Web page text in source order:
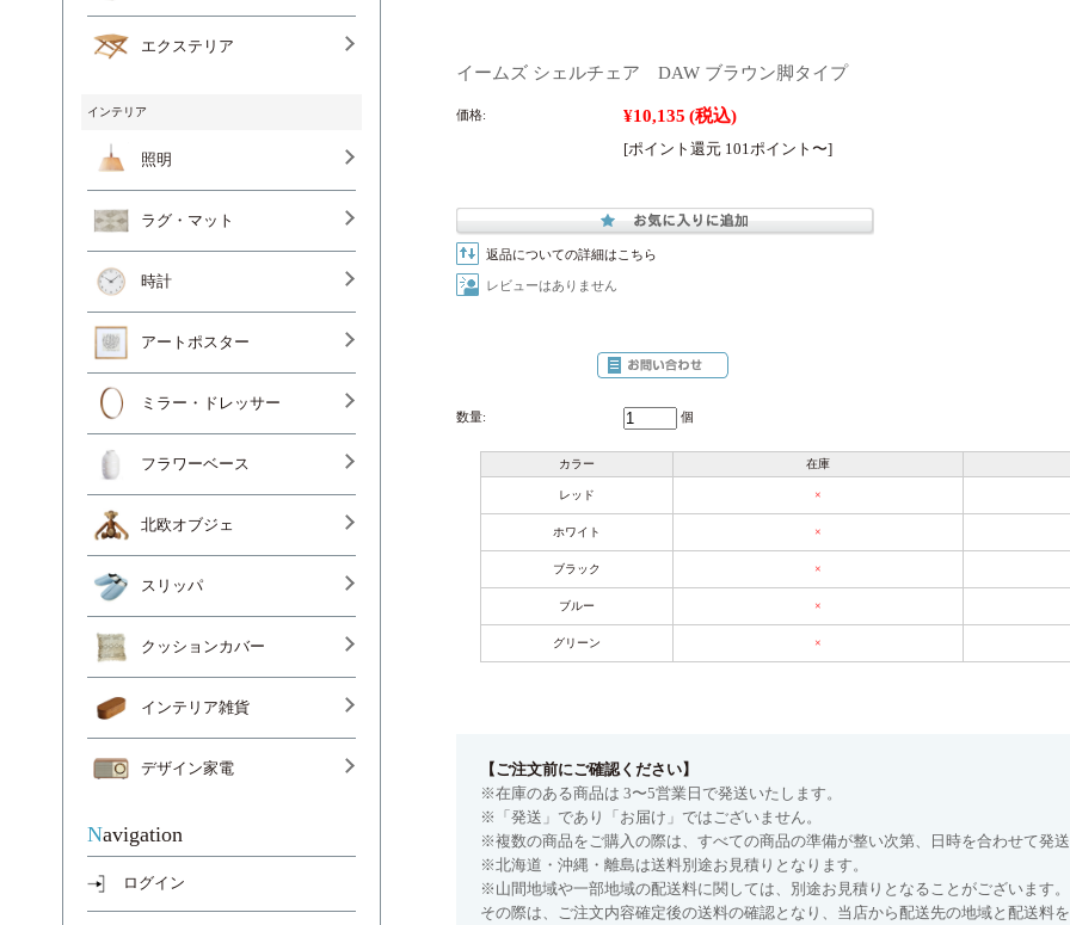
イームズ シェルチェア DAW ブラウン脚タイプ
価格: ¥10,135 (税込)
[ポイント還元 101ポイント〜]
返品についての詳細はこちら
レビューはありません
数量: 個
カラー 在庫
レッド ×
ホワイト ×
ブラック ×
ブルー ×
グリーン ×
【ご注文前にご確認ください】
※在庫のある商品は 3〜5営業日で発送いたします。
※「発送」であり「お届け」ではございません。
※複数の商品をご購入の際は、すべての商品の準備が整い次第、日時を合わせて発
※北海道・沖縄・離島は送料別途お見積りとなります。
※山間地域や一部地域の配送料に関しては、別途お見積りとなることがございます。
その際は、ご注文内容確定後の送料の確認となり、当店から配送先の地域と配送料
エクステリア
インテリア
照明
ラグ・マット
時計
アートポスター
ミラー・ドレッサー
フラワーベース
北欧オブジェ
スリッパ
クッションカバー
インテリア雑貨
デザイン家電
Navigation
ログイン